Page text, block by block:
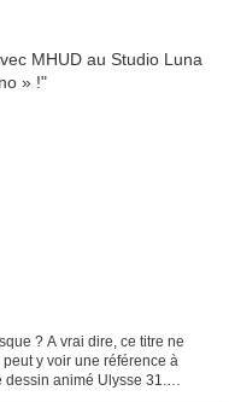
? A vrai dire, ce titre ne
y voir une référence à
dessin animé Ulysse 31.